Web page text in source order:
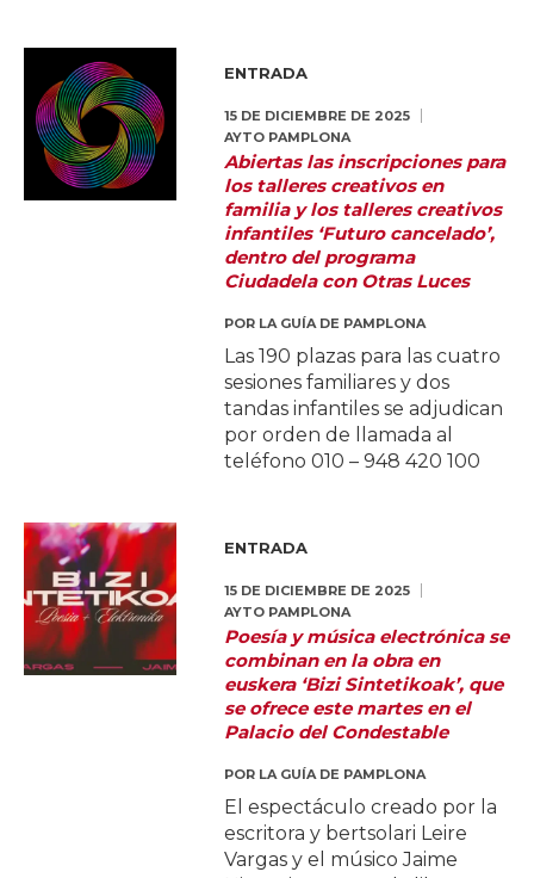
ENTRADA
15 DE DICIEMBRE DE 2025
AYTO PAMPLONA
Abiertas las inscripciones para
los talleres creativos en
familia y los talleres creativos
infantiles ‘Futuro cancelado’,
dentro del programa
Ciudadela con Otras Luces
POR LA GUÍA DE PAMPLONA
Las 190 plazas para las cuatro
sesiones familiares y dos
tandas infantiles se adjudican
por orden de llamada al
teléfono 010 – 948 420 100
ENTRADA
15 DE DICIEMBRE DE 2025
AYTO PAMPLONA
Poesía y música electrónica se
combinan en la obra en
euskera ‘Bizi Sintetikoak’, que
se ofrece este martes en el
Palacio del Condestable
POR LA GUÍA DE PAMPLONA
El espectáculo creado por la
escritora y bertsolari Leire
Vargas y el músico Jaime